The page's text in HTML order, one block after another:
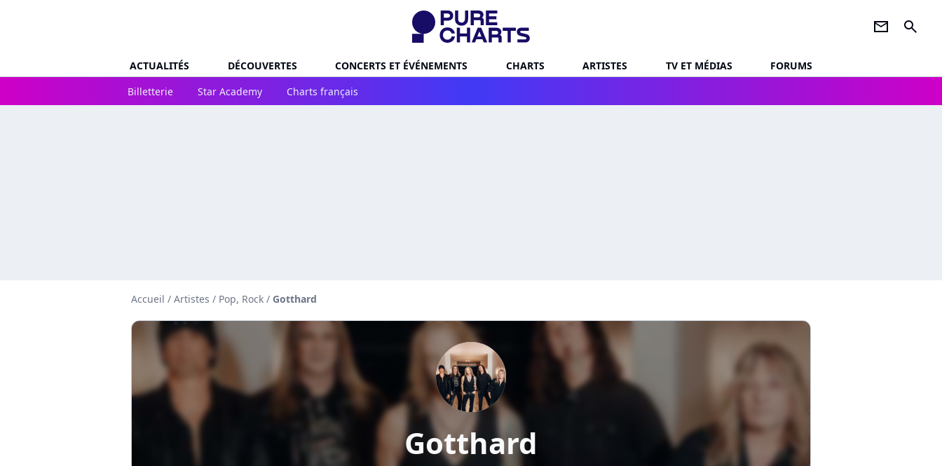
newsletter search
ACTUALITÉS DÉCOUVERTES CONCERTS ET ÉVÉNEMENTS CHARTS ARTISTES TV ET MÉDIAS
FORUMS
Billetterie
Star Academy Charts français
Accueil / Artistes / Pop, Rock / Gotthard
Gotthard